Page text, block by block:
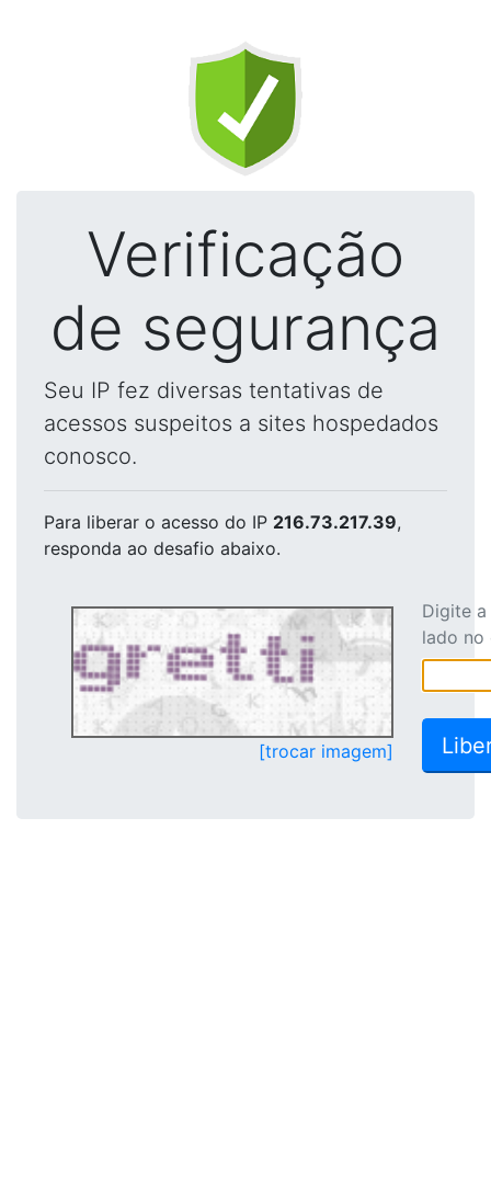
Verificação
de segurança
Seu IP fez diversas tentativas de
acessos suspeitos a sites hospedados
conosco.
Para liberar o acesso do IP 216.73.217.39,
responda ao desafio abaixo.
[trocar imagem]
Digite
lado no